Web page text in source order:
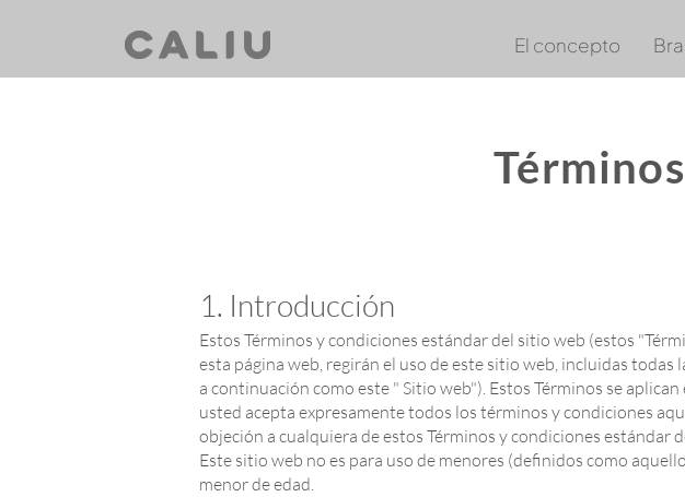
El concepto
1. Introducción
Estos Términos y condiciones estándar del sitio web (estos
esta página web, regirán el uso de este sitio web, incluidas
a continuación como este " Sitio web"). Estos Términos se
usted acepta expresamente todos los términos y condiciones
objeción a cualquiera de estos Términos y condiciones estándar
Este sitio web no es para uso de menores (definidos como
menor de edad.